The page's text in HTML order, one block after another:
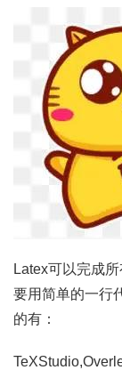
Latex可以完成
要用简单的一行
的有：